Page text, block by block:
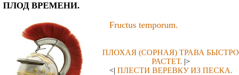
ПЛОД ВРЕМЕНИ.
Fructus temporum.
ПЛОХАЯ (СОРНАЯ) ТРАВА БЫСТРО
РАСТЕТ. |>
<| ПЛЕСТИ ВЕРЕВКУ ИЗ ПЕСКА.